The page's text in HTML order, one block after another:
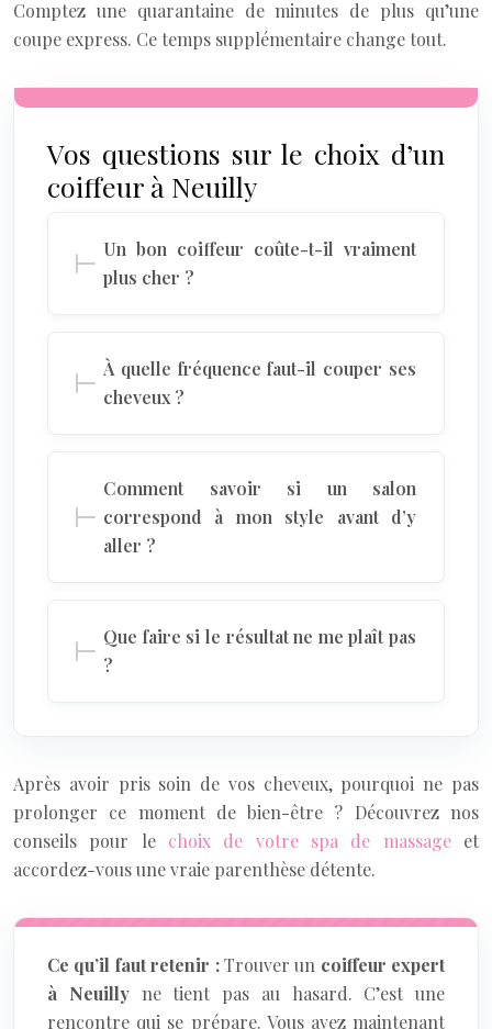
Comptez une quarantaine de minutes de plus qu’une
coupe express. Ce temps supplémentaire change tout.
Vos questions sur le choix d’un
coiffeur à Neuilly
Un bon coiffeur coûte-t-il vraiment
plus cher ?
À quelle fréquence faut-il couper ses
cheveux ?
Comment savoir si un salon
correspond à mon style avant d’y
aller ?
Que faire si le résultat ne me plaît pas
?
Après avoir pris soin de vos cheveux, pourquoi ne pas
prolonger ce moment de bien-être ? Découvrez nos
conseils pour le choix de votre spa de massageet
accordez-vous une vraie parenthèse détente.
Ce qu’il faut retenir :Trouver un coiffeur expert
à Neuillyne tient pas au hasard. C’est une
rencontre qui se prépare. Vous avez maintenant